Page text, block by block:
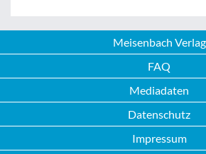
Meisenbach Verlag
FAQ
Mediadaten
Datenschutz
Impressum